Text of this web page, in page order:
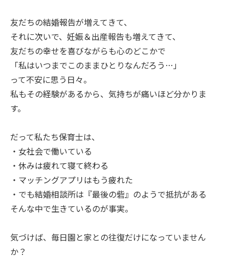
友だちの結婚報告が増えてきて、
それに次いで、妊娠＆出産報告も増えてきて、
友だちの幸せを喜びながらも心のどこかで
「私はいつまでこのままひとりなんだろう…」
って不安に思う日々。
私もその経験があるから、気持ちが痛いほど分かりま
す。
だって私たち保育士は、
・女社会で働いている
・休みは疲れて寝て終わる
・マッチングアプリはもう疲れた
・でも結婚相談所は『最後の砦』のようで抵抗がある
そんな中で生きているのが事実。
気づけば、毎日園と家との往復だけになっていません
か？